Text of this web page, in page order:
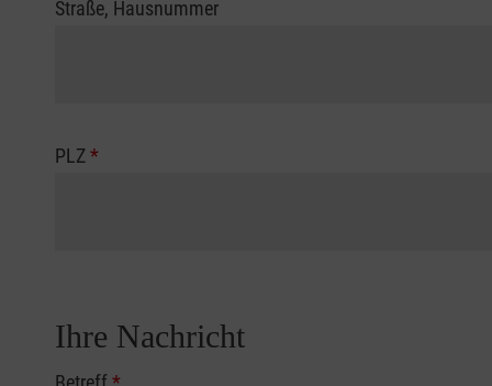
Straße, Hausnummer
PLZ*
Ihre Nachricht